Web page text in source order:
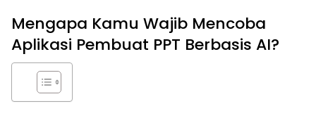
Mengapa Kamu Wajib Mencoba
Aplikasi Pembuat PPT Berbasis AI?